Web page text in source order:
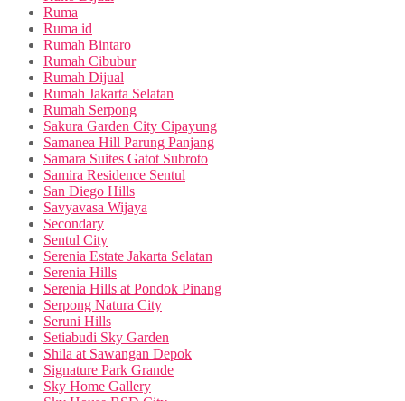
Ruma
Ruma id
Rumah Bintaro
Rumah Cibubur
Rumah Dijual
Rumah Jakarta Selatan
Rumah Serpong
Sakura Garden City Cipayung
Samanea Hill Parung Panjang
Samara Suites Gatot Subroto
Samira Residence Sentul
San Diego Hills
Savyavasa Wijaya
Secondary
Sentul City
Serenia Estate Jakarta Selatan
Serenia Hills
Serenia Hills at Pondok Pinang
Serpong Natura City
Seruni Hills
Setiabudi Sky Garden
Shila at Sawangan Depok
Signature Park Grande
Sky Home Gallery